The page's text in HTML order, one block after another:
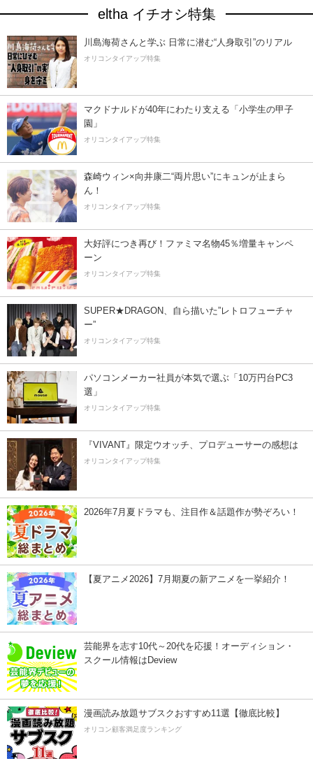
eltha イチオシ特集
川島海荷さんと学ぶ 日常に潜む“人身取引”のリアル
オリコンタイアップ特集
マクドナルドが40年にわたり支える「小学生の甲子
園」
オリコンタイアップ特集
森崎ウィン×向井康二“両片思い”にキュンが止まら
ん！
オリコンタイアップ特集
大好評につき再び！ファミマ名物45％増量キャンペ
ーン
オリコンタイアップ特集
SUPER★DRAGON、自ら描いた”レトロフューチャ
ー”
オリコンタイアップ特集
パソコンメーカー社員が本気で選ぶ「10万円台PC3
選」
オリコンタイアップ特集
『VIVANT』限定ウオッチ、プロデューサーの感想は
オリコンタイアップ特集
2026年7月夏ドラマも、注目作＆話題作が勢ぞろい！
【夏アニメ2026】7月期夏の新アニメを一挙紹介！
芸能界を志す10代～20代を応援！オーディション・
スクール情報はDeview
漫画読み放題サブスクおすすめ11選【徹底比較】
オリコン顧客満足度ランキング